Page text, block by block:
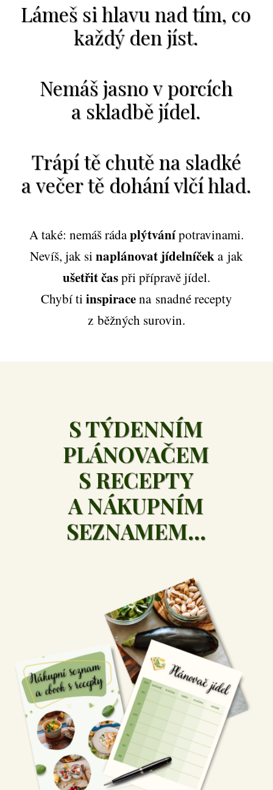
Lámeš si hlavu nad tím, co
každý den jíst.
Nemáš jasno v porcích
a skladbě jídel.
Trápí tě chutě na sladké
a večer tě dohání vlčí hlad.
A také: nemáš rádaplýtvánípotravinami.
Nevíš, jak sinaplánovat jídelníčeka jak
ušetřit časpři přípravě jídel.
Chybí tiinspiracena snadné recepty
z běžných surovin.
S TÝDENNÍM
PLÁNOVAČEM
S RECEPTY
A NÁKUPNÍM
SEZNAMEM...